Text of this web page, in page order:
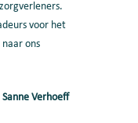
voor het
ons
Verhoeff